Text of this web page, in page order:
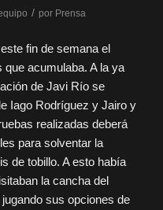
/ por Prensa
fin de semana el
que acumulaba. A la ya
de Javi Río se
Iago Rodríguez y Jairo y
realizadas deberá
para solventar la
de tobillo. A esto había
la cancha del
sus opciones de